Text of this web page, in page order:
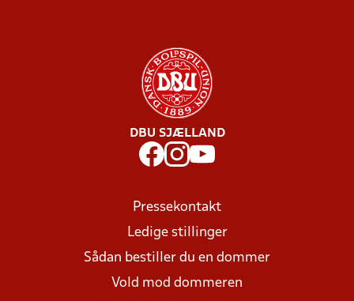
DBU SJÆLLAND
Pressekontakt
Ledige stillinger
Sådan bestiller du en dommer
Vold mod dommeren